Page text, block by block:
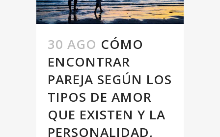
30 AGO CÓMO
ENCONTRAR
PAREJA SEGÚN LOS
TIPOS DE AMOR
QUE EXISTEN Y LA
PERSONALIDAD,